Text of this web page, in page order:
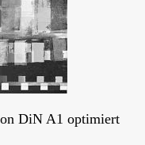
DiN A1 optimiert